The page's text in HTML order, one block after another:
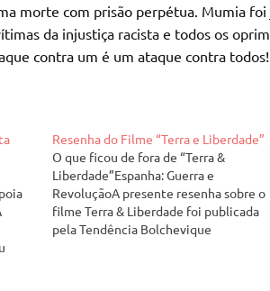
morte com prisão perpétua. Mumia
da injustiça racista e todos os
contra um é um ataque contra todos!
Resenha do Filme “Terra e Liberdade”
O que ficou de fora de “Terra &
Liberdade”Espanha: Guerra e
RevoluçãoA presente resenha sobre o
filme Terra & Liberdade foi publicada
pela Tendência Bolchevique